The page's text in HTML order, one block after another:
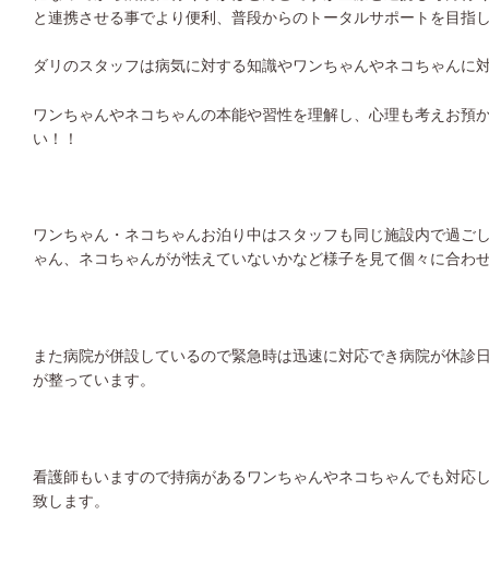
と連携させる事でより便利、普段からのトータルサポートを目指
ダリのスタッフは病気に対する知識やワンちゃんやネコちゃんに
ワンちゃんやネコちゃんの本能や習性を理解し、心理も考えお預
い！！
ワンちゃん・ネコちゃんお泊り中はスタッフも同じ施設内で過ご
ゃん、ネコちゃんがが怯えていないかなど様子を見て個々に合わ
また病院が併設しているので緊急時は迅速に対応でき病院が休診
が整っています。
看護師もいますので持病があるワンちゃんやネコちゃんでも対応
致します。